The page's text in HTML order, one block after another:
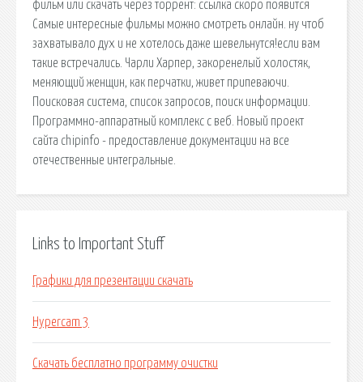
фильм или скачать через торрент: ссылка скоро появится
Самые интересные фильмы можно смотреть онлайн. ну чтоб
захватывало дух и не хотелось даже шевельнутся!если вам
такие встречались. Чарли Харпер, закоренелый холостяк,
меняющий женщин, как перчатки, живет припеваючи.
Поисковая сиcтема, список запросов, поиск информации.
Программно-аппаратный комплекс с веб. Новый проект
сайта chipinfo - предоставление документации на все
отечественные интегральные.
Links to Important Stuff
Графики для презентации скачать
Hypercam 3
Скачать бесплатно программу очистки